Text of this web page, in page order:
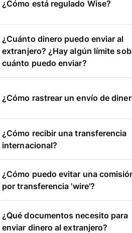
¿Cómo está regulado Wise?
¿Cuánto dinero puedo enviar al
extranjero? ¿Hay algún límite
cuánto puedo enviar?
¿Cómo rastrear un envío de
¿Cómo recibir una transferencia
internacional?
¿Cómo puedo evitar una
por transferencia 'wire'?
¿Qué documentos necesito para
enviar dinero al extranjero?